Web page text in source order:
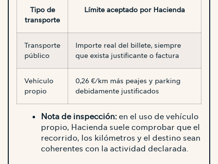
Tipo de
transporte
Límite aceptado por Hacienda
Transporte
público
Importe real del billete, siempre
que exista justificante o factura
Vehículo
propio
0,26 €/km más peajes y parking
debidamente justificados
Nota de inspección:en el uso de vehículo
propio, Hacienda suele comprobar que el
recorrido, los kilómetros y el destino sean
coherentes con la actividad declarada.